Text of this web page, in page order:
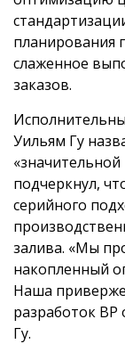
планирования
слаженное
заказов.
Уильям Гу
подчеркнул,
серийного
залива. «Мы
накопленный
Наша
разработок
Гу.